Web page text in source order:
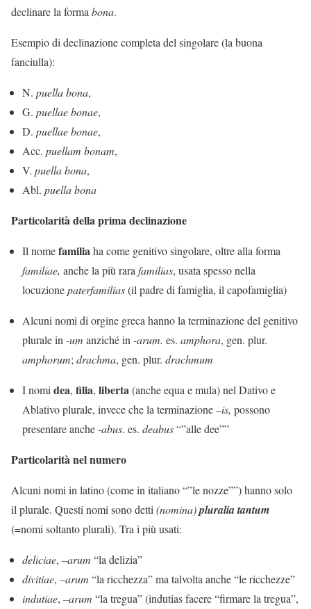
declinare la forma bona.
Esempio di declinazione completa del singolare (la buona
fanciulla):
N. puella bona,
G. puellaebonae,
D. puellae bonae,
Acc. puellam bonam,
V. puella bona,
Abl. puella bona
Particolarità della prima declinazione
Il nomefamiliaha come genitivo singolare, oltre alla forma
familiae, anche la più rara familias, usata spesso nella
locuzionepaterfamilias(il padre di famiglia, il capofamiglia)
Alcuni nomi di orgine greca hanno la terminazione del genitivo
plurale in -um­ anziché in -arum. es. amphora, gen. plur.
amphorum; drachma, gen. plur. drachmum
I nomi dea, filia, liberta(anche equa e mula) nel Dativo e
Ablativo plurale, invece che la terminazione–is,­ possono
presentare anche -abus. es. deabus“”alle dee””
Particolarità nel numero
Alcuni nomi in latino (come in italiano “”le nozze””) hanno solo
il plurale. Questi nomi sono detti (nomina)pluralia tantum
(=nomi soltanto plurali). Tra i più usati:
deliciae, –arum “la delizia”
divitiae, –arum “la ricchezza” ma talvolta anche “le ricchezze”
indutiae, –arum “la tregua” (indutias facere “firmare la tregua”,